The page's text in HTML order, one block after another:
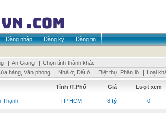
Đăng nhập Đăng ký
Đăng tin
| An Giang | Chọn tỉnh thành khác
hàng, Văn phòng | Nhà ở, Đất ở | Biệt thự, Phân lô | Loại
Tỉnh /T.Phố Giá Lượt xem
Thạnh TP HCM 8 tỷ 0